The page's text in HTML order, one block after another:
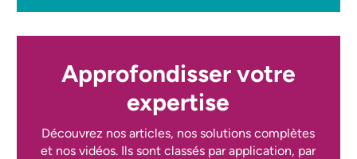
Approfondisser votre
expertise
Découvrez nos articles, nos solutions complètes
et nos vidéos. Ils sont classés par application, par